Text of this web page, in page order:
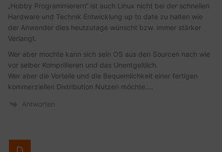
„Hobby Programmierern“ ist auch Linux nicht bei der schnellen
Hardware und Technik Entwicklung up to date zu halten wie
der Anwender dies heutzutage wünscht bzw. immer stärker
Verlangt.
Wer aber mochte kann sich sein OS aus den Sourcen nach wie
vor selber Komprillieren und das Unentgeltlich.
Wer aber die Vorteile und die Bequemlichkeit einer fertigen
kommerziellen Distribution Nutzen möchte….
Antworten